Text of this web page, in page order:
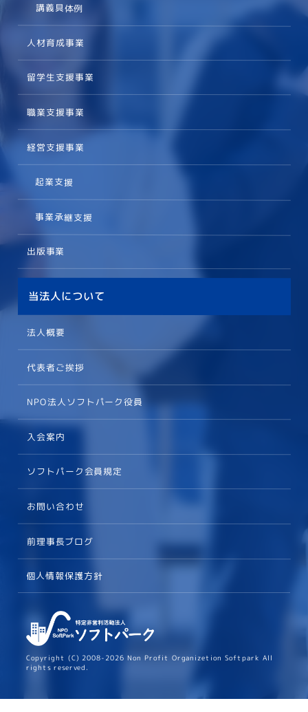
講義具体例
人材育成事業
留学生支援事業
職業支援事業
経営支援事業
起業支援
事業承継支援
出版事業
当法人について
法人概要
代表者ご挨拶
NPO法人ソフトパーク役員
入会案内
ソフトパーク会員規定
お問い合わせ
前理事長ブログ
Copyright (C) 2008-2026 Non Profit Organizetion Softpark All
rights reserved.
個人情報保護方針